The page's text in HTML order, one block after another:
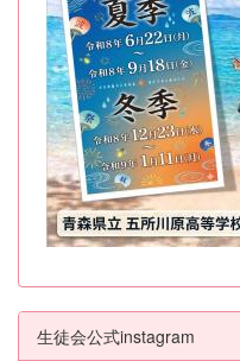
生徒会公式instagram